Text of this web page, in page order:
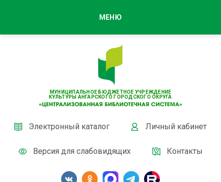
МУНИЦИПАЛЬНОЕ БЮДЖЕТНОЕ УЧРЕЖДЕНИЕ
КУЛЬТУРЫ АНГАРСКОГО ГОРОДСКОГО ОКРУГА
Электронный каталог Личный кабинет
Версия для слабовидящих Контакты
МЕНЮ